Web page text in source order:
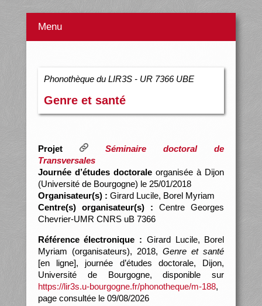
Menu
Phonothèque du LIR3S - UR 7366 UBE
Genre et santé
Projet
Séminaire doctoral de
Transversales
Journée d’études doctoraleorganisée à Dijon
(Université de Bourgogne) le 25/01/2018
Organisateur(s) : Girard Lucile, Borel Myriam
Centre(s) organisateur(s) : Centre Georges
Chevrier-UMR CNRS uB 7366
Référence électronique : Girard Lucile, Borel
Myriam (organisateurs), 2018,Genre et santé
[en ligne], journée d’études doctorale, Dijon,
Université de Bourgogne, disponible sur
https://lir3s.u-bourgogne.fr/phonotheque/m-188,
page consultée le 09/08/2026